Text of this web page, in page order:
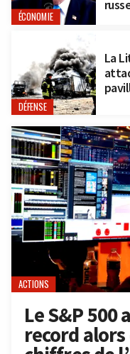
ÉCONOMIE
DÉFENSE
La
ACTIONS
Le S&P
record alors